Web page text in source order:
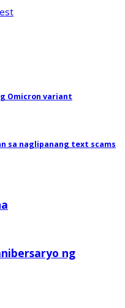
Omicron variant
sa naglipanang text scams
ng